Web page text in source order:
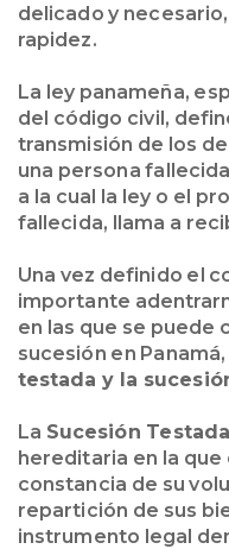
delicado y
rapidez.
La ley panameña,
del código civil,
transmisión de los
una persona
a la cual la ley o el
fallecida, llama a
Una vez definido el
importante
en las que se puede
sucesión en
testada y la
La Sucesión Testada
hereditaria en la
constancia de su
repartición de sus
instrumento legal